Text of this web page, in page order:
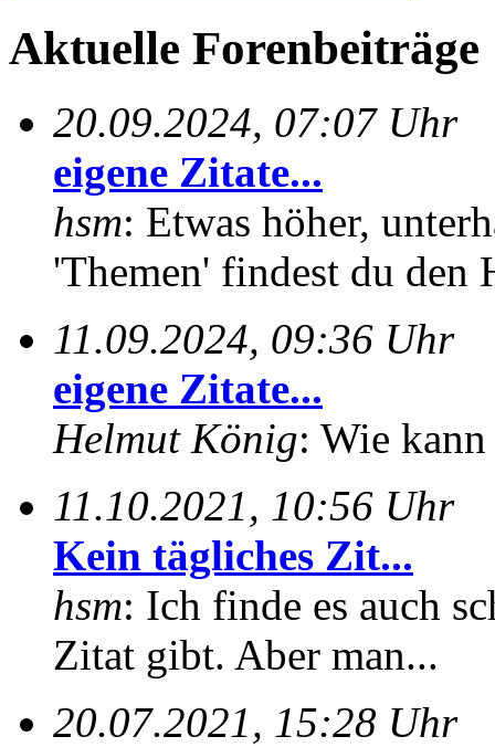
Aktuelle Forenbeiträge
20.09.2024, 07:07 Uhr
eigene Zitate...
hsm: Etwas höher,
'Themen' findest du den
11.09.2024, 09:36 Uhr
eigene Zitate...
Helmut König: Wie
11.10.2021, 10:56 Uhr
Kein tägliches Zit...
hsm: Ich finde es auch
Zitat gibt. Aber man...
20.07.2021, 15:28 Uhr